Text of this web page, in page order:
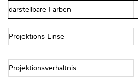
darstellbare Farben
Projektions Linse
Projektionsverhältnis